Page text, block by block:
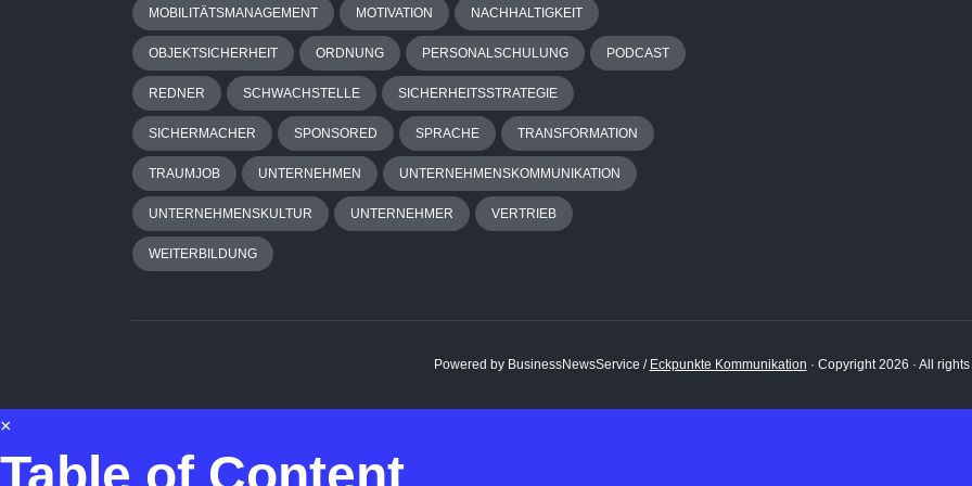
MOBILITÄTSMANAGEMENT MOTIVATION NACHHALTIGKEIT
OBJEKTSICHERHEIT ORDNUNG PERSONALSCHULUNG PODCAST
REDNER SCHWACHSTELLE SICHERHEITSSTRATEGIE
SICHERMACHER SPONSORED SPRACHE TRANSFORMATION
TRAUMJOB UNTERNEHMEN UNTERNEHMENSKOMMUNIKATION
UNTERNEHMENSKULTUR UNTERNEHMER VERTRIEB
WEITERBILDUNG
Powered by BusinessNewsService / Eckpunkte Kommunikation · Copyright 2026 · All
×